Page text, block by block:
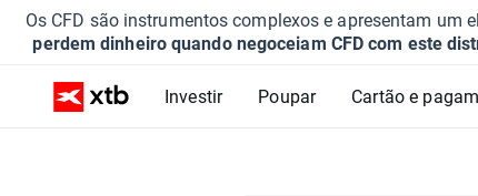
Os CFD são instrumentos complexos e apresentam
perdem dinheiro quando negoceiam CFD com este
Investir Poupar Cartão e